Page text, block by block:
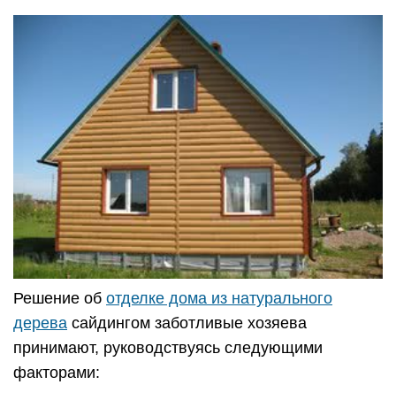
Решение об отделке дома из натурального
дерева сайдингом заботливые хозяева
принимают, руководствуясь следующими
факторами: